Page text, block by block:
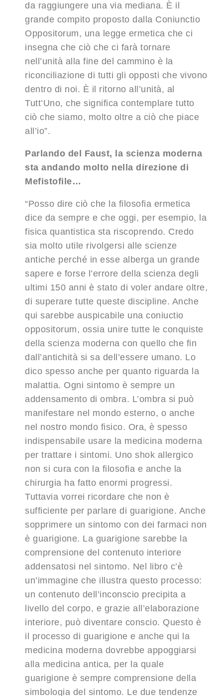
da raggiungere una via mediana. È il
grande compito proposto dalla Coniunctio
Oppositorum, una legge ermetica che ci
insegna che ciò che ci farà tornare
nell’unità alla fine del cammino è la
riconciliazione di tutti gli opposti che vivono
dentro di noi. È il ritorno all’unità, al
Tutt’Uno, che significa contemplare tutto
ciò che siamo, molto oltre a ciò che piace
all’io”.
Parlando del Faust, la scienza moderna
sta andando molto nella direzione di
Mefistofile…
“Posso dire ciò che la filosofia ermetica
dice da sempre e che oggi, per esempio, la
fisica quantistica sta riscoprendo. Credo
sia molto utile rivolgersi alle scienze
antiche perché in esse alberga un grande
sapere e forse l’errore della scienza degli
ultimi 150 anni è stato di voler andare oltre,
di superare tutte queste discipline. Anche
qui sarebbe auspicabile una coniuctio
oppositorum, ossia unire tutte le conquiste
della scienza moderna con quello che fin
dall’antichità si sa dell’essere umano. Lo
dico spesso anche per quanto riguarda la
malattia. Ogni sintomo è sempre un
addensamento di ombra. L’ombra si può
manifestare nel mondo esterno, o anche
nel nostro mondo fisico. Ora, è spesso
indispensabile usare la medicina moderna
per trattare i sintomi. Uno shok allergico
non si cura con la filosofia e anche la
chirurgia ha fatto enormi progressi.
Tuttavia vorrei ricordare che non è
sufficiente per parlare di guarigione. Anche
sopprimere un sintomo con dei farmaci non
è guarigione. La guarigione sarebbe la
comprensione del contenuto interiore
addensatosi nel sintomo. Nel libro c’è
un’immagine che illustra questo processo:
un contenuto dell’inconscio precipita a
livello del corpo, e grazie all’elaborazione
interiore, può diventare conscio. Questo è
il processo di guarigione e anche qui la
medicina moderna dovrebbe appoggiarsi
alla medicina antica, per la quale
guarigione è sempre comprensione della
simbologia del sintomo. Le due tendenze